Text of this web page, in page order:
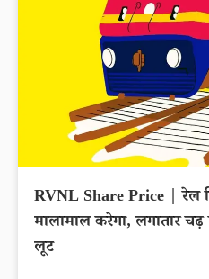
RVNL Share Price | रेल
मालामाल करेगा, लगातार
लूट